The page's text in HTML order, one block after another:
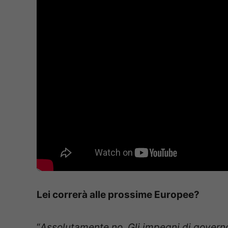
Lei correrà alle prossime Europee?